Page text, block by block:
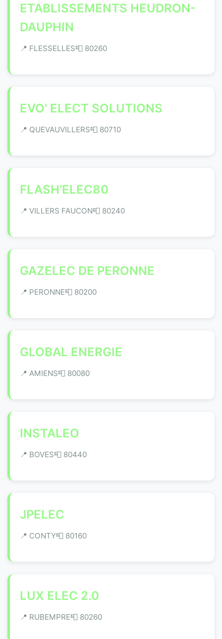
ETABLISSEMENTS HEUDRON-
DAUPHIN
📍 FLESSELLES📮 80260
EVO' ELECT SOLUTIONS
📍 QUEVAUVILLERS📮 80710
FLASH'ELEC80
📍 VILLERS FAUCON📮 80240
GAZELEC DE PERONNE
📍 PERONNE📮 80200
GLOBAL ENERGIE
📍 AMIENS📮 80080
INSTALEO
📍 BOVES📮 80440
JPELEC
📍 CONTY📮 80160
LUX ELEC 2.0
📍 RUBEMPRE📮 80260